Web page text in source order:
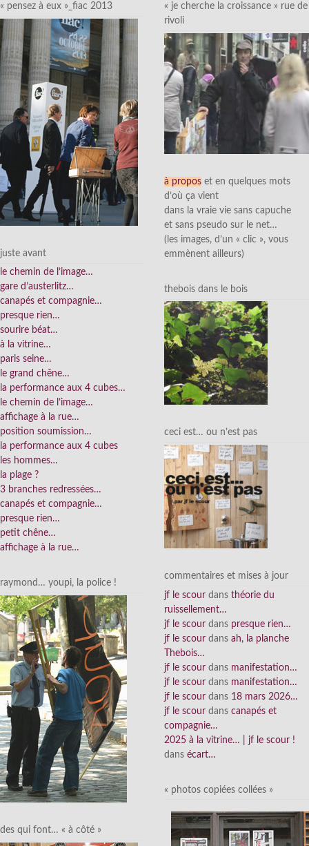
« pensez à eux »_fiac 2013
juste avant
le chemin de l’image…
gare d’austerlitz…
canapés et compagnie…
presque rien…
sourire béat…
à la vitrine…
paris seine…
le grand chêne…
la performance aux 4 cubes…
le chemin de l’image…
affichage à la rue…
position soumission…
la performance aux 4 cubes
les hommes…
la plage ?
3 branches redressées…
canapés et compagnie…
presque rien…
petit chêne…
affichage à la rue…
raymond… youpi, la police !
des qui font… « à côté »
« je cherche la croissance » rue de
rivoli
à propos et en quelques mots
d’où ça vient
dans la vraie vie sans capuche
et sans pseudo sur le net…
(les images, d’un « clic », vous
emmènent ailleurs)
thebois dans le bois
ceci est… ou n’est pas
commentaires et mises à jour
jf le scour dans théorie du
ruissellement…
jf le scour dans presque rien…
jf le scour dans ah, la planche
Thebois…
jf le scour dans manifestation…
jf le scour dans manifestation…
jf le scour dans 18 mars 2026…
jf le scour dans canapés et
compagnie…
2025 à la vitrine… | jf le scour !
dans écart…
« photos copiées collées »